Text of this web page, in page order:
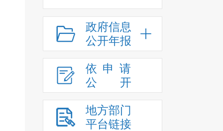
政府信息
公开年报
依申请
公
开
地方部门
平台链接